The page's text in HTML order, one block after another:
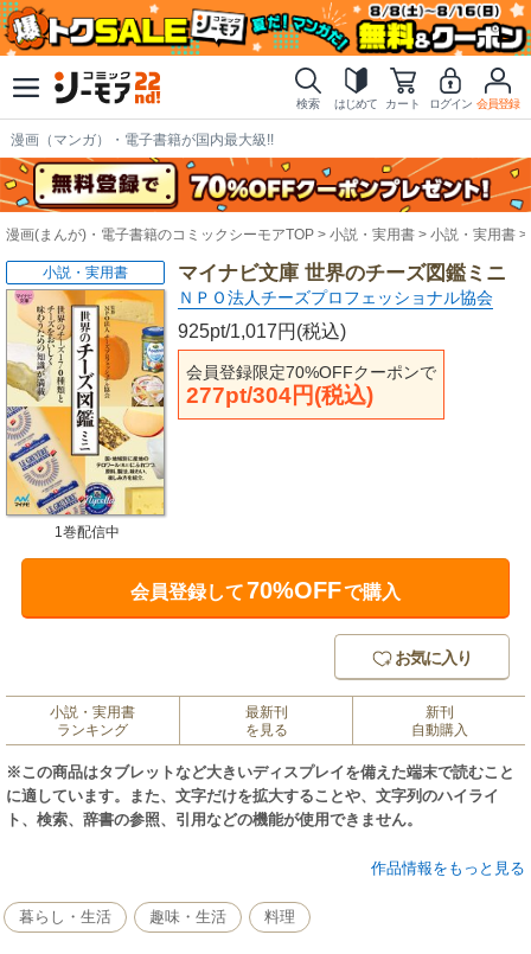
検索 はじめて カート ログイン 会員登録
漫画（マンガ）・電子書籍が国内最大級!!
漫画(まんが)・電子書籍のコミックシーモアTOP 小説・実用書 小説・実用書
マイナビ文庫 世界のチーズ図鑑ミニ
ＮＰＯ法人チーズプロフェッショナル協会
925pt/1,017円(税込)
会員登録限定70%OFFクーポンで
277pt/304円(税込)
小説・実用書
1巻配信中
会員登録して70%OFFで購入
お気に入り
小説・実用書
ランキング
最新刊
を見る
新刊
自動購入
※この商品はタブレットなど大きいディスプレイを備えた端末で読むこと
に適しています。また、文字だけを拡大することや、文字列のハイライ
ト、検索、辞書の参照、引用などの機能が使用できません。
本書は、好評既刊『世界のチーズ図鑑』をベースに内容をコンパクトにま
紀元前に発生し、世界中に広まった乳製品、チーズ。
作品情報をもっと見る
暮らし・生活 趣味・生活 料理